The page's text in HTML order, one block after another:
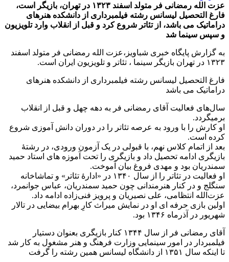
عزت الله رمضانی فر متولد اسفند ۱۳۲۳ در تهران، بازیگر است،
فارغ التحصیل لیسانس رشته فیلمبرداری از دانشکده هنرهای
دراماتیک می باشد، از تئاتر شروع کرد و قبل از انقلاب وارد تلویزیون
و سپس سینما شد
به گزارش پایگاه خبری شباویز،عزت الله رمضانی فر متولد اسفند
۱۳۲۳ در تهران بازیگر سینما ، تئاتر و تلویزیون ایران است.
فارغ التحصیل لیسانس رشته فیلمبرداری از دانشکده هنرهای
دراماتیک می باشد
سال‌های فعالیت آقای رمضانی فر به دهه چهل و قبل از انقلاب
برمیگردد.
او کارش را با ورود به عرصه تئاتر را در دوران دانش آموزی شروع
کرده است.
بعد از اتمام کلاس نهم، با قبولی در یک آزمون ورودی، در رشتهٔ
بازیگری ادامه تحصیل داد و بازیگری را تحت آموزه های استاد حمید
سمندریان بود و مهدی فروغ بیان آموخت.
او فعالیت در تئاتر را از سال ۱۳۴۰ در «ادارهٔ تئاتر» و تماشاخانه
سنگلج و در کنار هنرمندانی چون حمید سمندریان، عباس جوانمرد،
عزت‌الله انتظامی، علی نصیریان و پرویز فنی‌زاده ادامه داد.
اولین بازی حرفه ای او در نمایش میراث کارِ بهرام بیضایی در تالار
شهریور در آذرماه ۱۳۴۶ بود.
آقای رمضانی فر از سال ۱۳۴۴ کنار بازیگری بعنوان دستیار
فیلمبردار در امور سینمایی وزارت فرهنگ و هنر مشغول به کار شد
تا اینکه سال ۱۳۵۱ از دانشگاه لیسانس همین رشته را گرفت